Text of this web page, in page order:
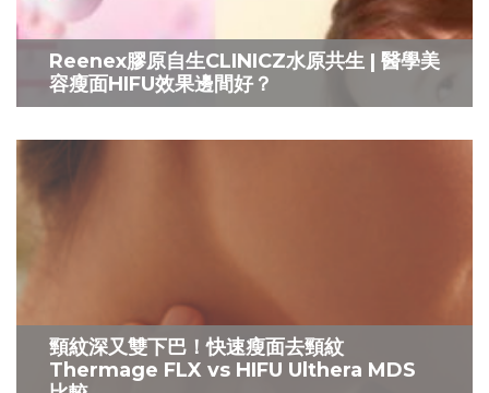
Reenex膠原自生CLINICZ水原共生 | 醫學美
容瘦面HIFU效果邊間好？
頸紋深又雙下巴！快速瘦面去頸紋
Thermage FLX vs HIFU Ulthera MDS